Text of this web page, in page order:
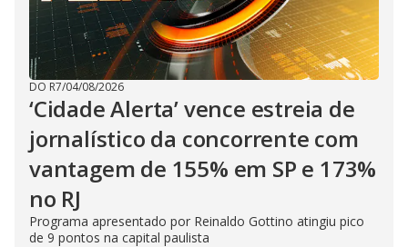
DO R7/04/08/2026
‘Cidade Alerta’ vence estreia de
jornalístico da concorrente com
vantagem de 155% em SP e 173%
no RJ
Programa apresentado por Reinaldo Gottino atingiu pico
de 9 pontos na capital paulista